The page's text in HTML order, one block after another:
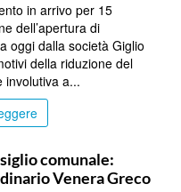
in arrivo per 15
dell’apertura di
oggi dalla società Giglio
della riduzione del
involutiva a...
comunale:
Venera Greco